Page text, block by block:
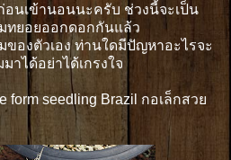
นเข้านอนนะครับ ช่วงนี้จะเป็น
มทยอยออกดอกกันแล้ว
องตัวเอง ท่านใดมีปัญหาอะไรจะ
าได้อย่าได้เกรงใจ
form seedling Brazil กอเล็กสวย